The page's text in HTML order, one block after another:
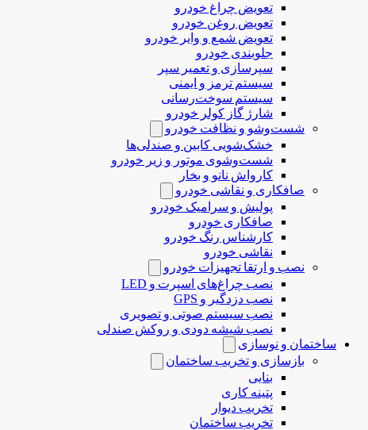
تعویض چراغ خودرو
تعویض روغن خودرو
تعویض شمع و وایر خودرو
جلوبندی خودرو
سپرسازی و تعمیر سپر
سیستم ترمز و ایمنی
سیستم سوخت‌رسانی
شارژ گاز کولر خودرو
شست‌وشو و نظافت خودرو
خشک‌شویی کابین و صندلی‌ها
شست‌وشوی موتور و زیر خودرو
کارواش نانو و بخار
صافکاری و نقاشی خودرو
پولیش و سرامیک خودرو
صافکاری خودرو
کارشناس رنگ خودرو
نقاشی خودرو
نصب و ارتقا تجهیزات خودرو
نصب چراغ‌های اسپرت و LED
نصب دزدگیر و GPS
نصب سیستم صوتی و تصویری
نصب شیشه دودی و روکش صندلی
ساختمان و نوسازی
بازسازی و تخریب ساختمان
بنایی
پتینه کاری
تخریب دیوار
تخریب ساختمان